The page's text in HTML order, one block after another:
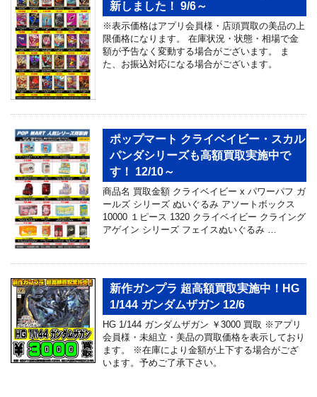
新しました！ 9/6～
※表示価格はアプリ会員様・店頭買取の美品の上
限価格になります。 在庫状況・状態・相場で金
額が予告なく変動する場合がございます。 ま
た、お振込対応になる場合がございます。
ポップマート クライベイビー・スカル
パンダシリーズも高額買取実施中で
す！ 12/10～
商品名 買取金額 クライベイビー x パワーパフ ガ
ールズ シリーズ ぬいぐるみ アソートボックス
10000 １ピース 1320 クライベイビー クライング
アゲイン シリーズ フェイスぬいぐるみ …
新作ガンプラ 超高額買取実施中！HG
1/144 ガンダムザガン 12/6
HG 1/144 ガンダムザガン ￥3000 買取 ※アプリ
会員様・未組立・美品の買取価格を表示しており
ます。 ※在庫により金額が上下する場合がござ
います。予めご了承下さい。